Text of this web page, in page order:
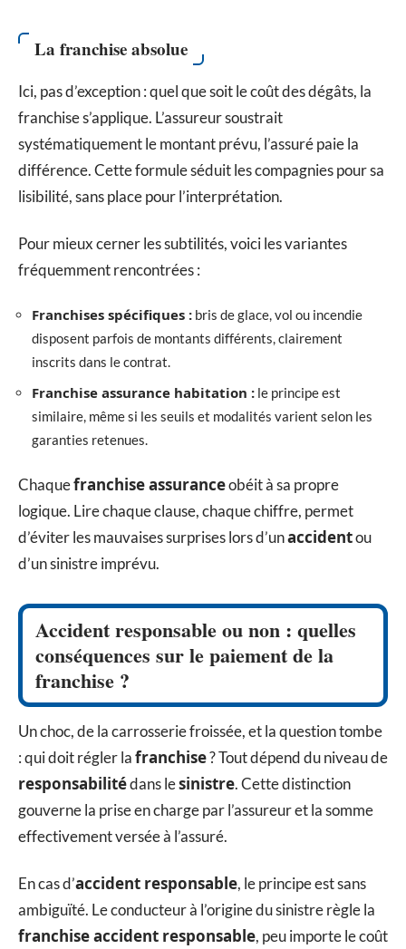
La franchise absolue
Ici, pas d’exception : quel que soit le coût des dégâts, la
franchise s’applique. L’assureur soustrait
systématiquement le montant prévu, l’assuré paie la
différence. Cette formule séduit les compagnies pour sa
lisibilité, sans place pour l’interprétation.
Pour mieux cerner les subtilités, voici les variantes
fréquemment rencontrées :
Franchises spécifiques : bris de glace, vol ou incendie
disposent parfois de montants différents, clairement
inscrits dans le contrat.
Franchise assurance habitation : le principe est
similaire, même si les seuils et modalités varient selon les
garanties retenues.
Chaquefranchise assuranceobéit à sa propre
logique. Lire chaque clause, chaque chiffre, permet
d’éviter les mauvaises surprises lors d’unaccidentou
d’un sinistre imprévu.
Accident responsable ou non : quelles
conséquences sur le paiement de la
franchise ?
Un choc, de la carrosserie froissée, et la question tombe
: qui doit régler lafranchise? Tout dépend du niveau de
responsabilitédans lesinistre. Cette distinction
gouverne la prise en charge par l’assureur et la somme
effectivement versée à l’assuré.
En cas d’accident responsable, le principe est sans
ambiguïté. Le conducteur à l’origine du sinistre règle la
franchise accident responsable, peu importe le coût